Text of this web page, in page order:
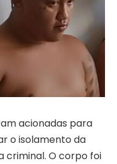
acionadas para
o isolamento da
criminal. O corpo foi